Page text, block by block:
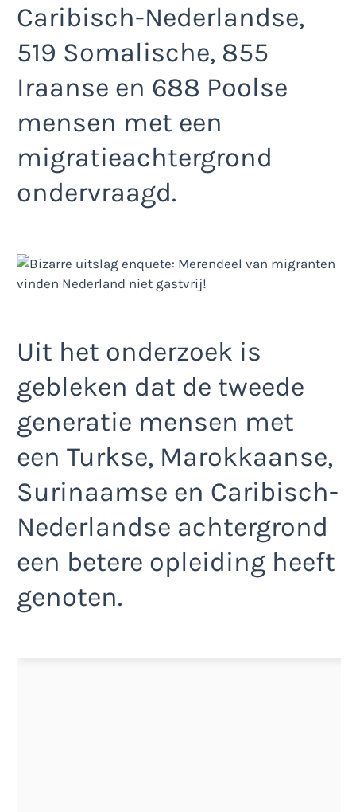
Caribisch-Nederlandse,
519 Somalische, 855
Iraanse en 688 Poolse
mensen met een
migratieachtergrond
ondervraagd.
Uit het onderzoek is
gebleken dat de tweede
generatie mensen met
een Turkse, Marokkaanse,
Surinaamse en Caribisch-
Nederlandse achtergrond
een betere opleiding heeft
genoten.